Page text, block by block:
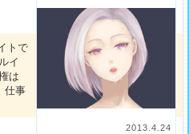
2013.4.24
トで
イ
は
仕事